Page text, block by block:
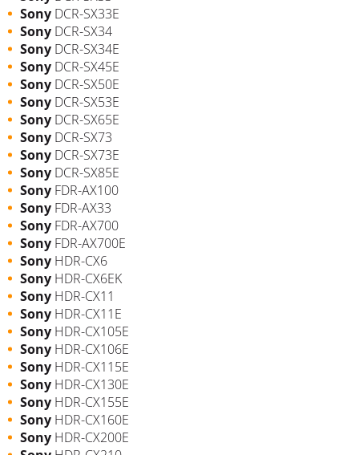
Sony DCR-SX33E
Sony DCR-SX34
Sony DCR-SX34E
Sony DCR-SX45E
Sony DCR-SX50E
Sony DCR-SX53E
Sony DCR-SX65E
Sony DCR-SX73
Sony DCR-SX73E
Sony DCR-SX85E
Sony FDR-AX100
Sony FDR-AX33
Sony FDR-AX700
Sony FDR-AX700E
Sony HDR-CX6
Sony HDR-CX6EK
Sony HDR-CX11
Sony HDR-CX11E
Sony HDR-CX105E
Sony HDR-CX106E
Sony HDR-CX115E
Sony HDR-CX130E
Sony HDR-CX155E
Sony HDR-CX160E
Sony HDR-CX200E